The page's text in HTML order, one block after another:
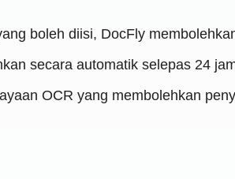
boleh diisi, DocFly
secara automatik selepas 24
OCR yang membolehkan